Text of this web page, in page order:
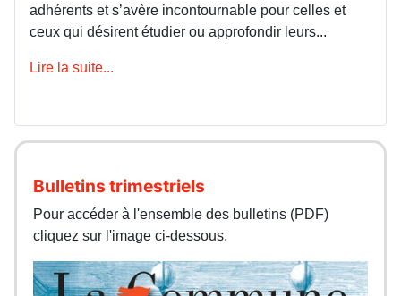
adhérents et s’avère incontournable pour celles et
ceux qui désirent étudier ou approfondir leurs...
Lire la suite...
Bulletins trimestriels
Pour accéder à l'ensemble des bulletins (PDF)
cliquez sur l'image ci-dessous.